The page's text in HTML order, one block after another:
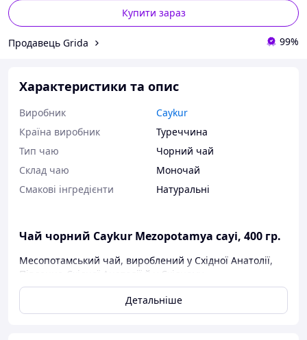
Купити зараз
Продавець Grida 99%
Характеристики та опис
Виробник
Caykur
Країна виробник
Туреччина
Тип чаю
Чорний чай
Склад чаю
Моночай
Смакові інгредієнти
Натуральні
Чай чорний Caykur Mezopotamya cayi, 400 гр.
Месопотамський чай, вироблений у Східної Анатолії,
Південно-Східної Анатолії й у Східному
Середземномор'ї.
Caykur — один із найпопулярніших і авторитетних
виробників, представлених на сучасному чайному
Детальніше